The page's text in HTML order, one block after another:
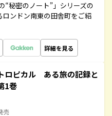
“秘密のノート”」シリーズの
ンドン南東の田舎町をご紹
詳細を見る
ロピカル ある旅の記録と
1巻
売